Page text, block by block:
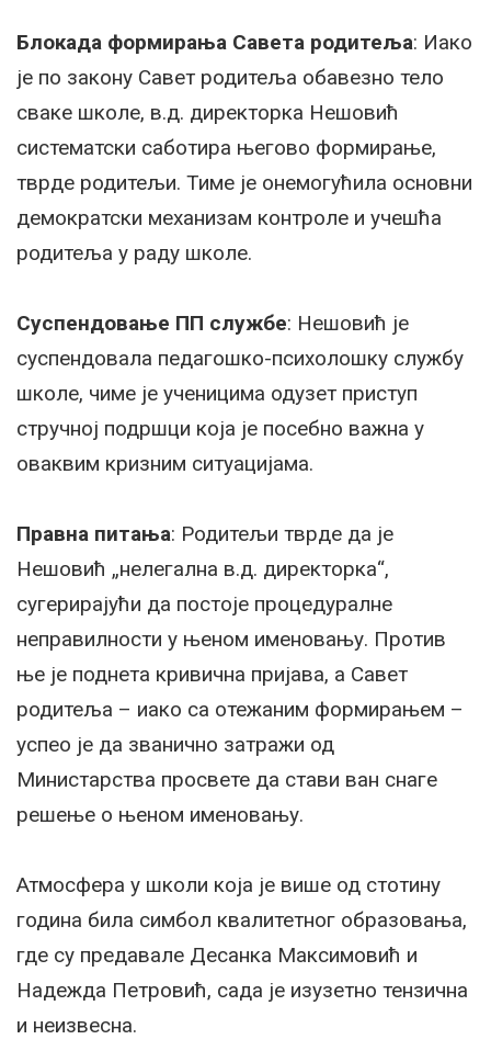
Блокада формирања Савета родитеља: Иако
је по закону Савет родитеља обавезно тело
сваке школе, в.д. директорка Нешовић
систематски саботира његово формирање,
тврде родитељи. Тиме је онемогућила основни
демократски механизам контроле и учешћа
родитеља у раду школе.
Суспендовање ПП службе: Нешовић је
суспендовала педагошко-психолошку службу
школе, чиме је ученицима одузет приступ
стручној подршци која је посебно важна у
оваквим кризним ситуацијама.
Правна питања: Родитељи тврде да је
Нешовић „нелегална в.д. директорка“,
сугерирајући да постоје процедуралне
неправилности у њеном именовању. Против
ње је поднета кривична пријава, а Савет
родитеља – иако са отежаним формирањем –
успео је да званично затражи од
Министарства просвете да стави ван снаге
решење о њеном именовању.
Атмосфера у школи која је више од стотину
година била симбол квалитетног образовања,
где су предавале Десанка Максимовић и
Надежда Петровић, сада је изузетно тензична
и неизвесна.